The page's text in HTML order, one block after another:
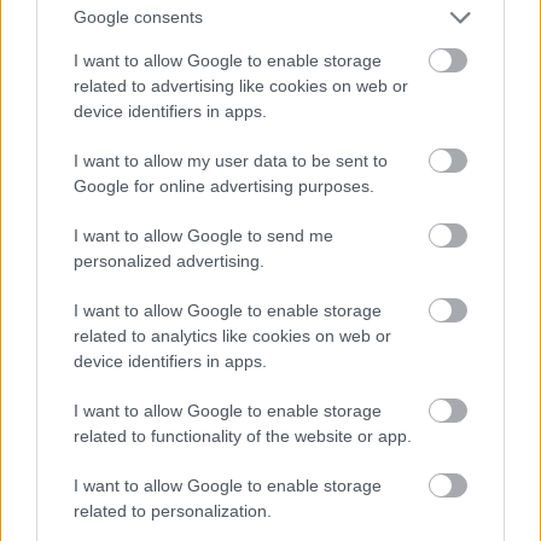
Google consents
I want to allow Google to enable storage
related to advertising like cookies on web or
device identifiers in apps.
I want to allow my user data to be sent to
Google for online advertising purposes.
I want to allow Google to send me
personalized advertising.
I want to allow Google to enable storage
related to analytics like cookies on web or
device identifiers in apps.
I want to allow Google to enable storage
related to functionality of the website or app.
I want to allow Google to enable storage
related to personalization.
Aki szerintünk kapni fogja:
- Mint ahogy a legjobb női főszereplő, idén ez a
kategória sem tartogat sok meglepetést,
Simmonssimán vinni fogja.
J,K. Simmons-tól idén senki nem veszi el az Oscar-
t. (FilmBaráth)
J.K. Simmons. (Aldo)
- Jonah Hill. Ja, hogy őt kivételesen nem jelölték?
Akkor talán mégJ.K. Simmons jöhet szóba. (Gaben)